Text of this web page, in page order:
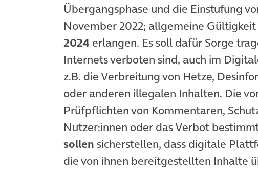
Übergangsphase und die Einstufung
November 2022; allgemeine
2024 erlangen. Es soll dafür Sorge
Internets verboten sind, auch im
z.B. die Verbreitung von Hetze,
oder anderen illegalen Inhalten. Die
Prüfpflichten von Kommentaren,
Nutzer:innen oder das Verbot
sollen sicherstellen, dass digitale
die von ihnen bereitgestellten Inhalte